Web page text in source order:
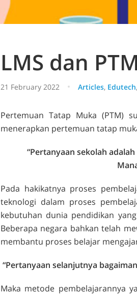
LMS dan PTM
21 February 2022 Articles, Edutech,
Pertemuan Tatap Muka (PTM)
menerapkan pertemuan tatap
“Pertanyaan sekolah
Pada hakikatnya proses
teknologi dalam proses
kebutuhan dunia pendidikan
Beberapa negara bahkan telah
membantu proses belajar
“Pertanyaan selanjutnya
Maka metode pembelajarannya